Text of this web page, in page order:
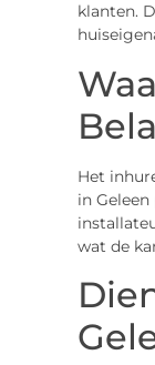
klanten.
Het
in
wat de